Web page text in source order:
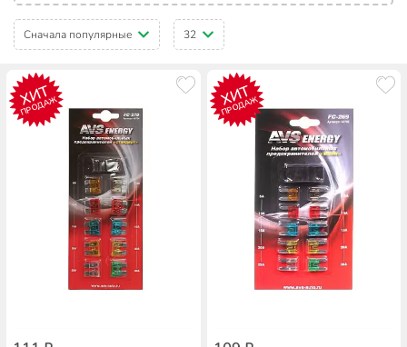
Сначала популярные 32
ХИТ
ПРОДАЖ ХИТ
ПРОДАЖ